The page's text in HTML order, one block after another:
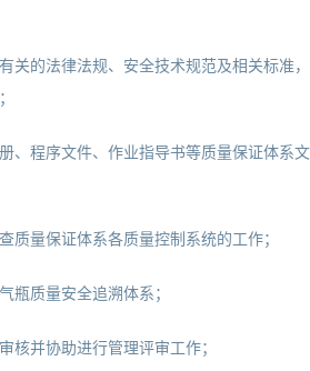
关的法律法规、安全技术规范及相关标准，
、程序文件、作业指导书等质量保证体系文
质量保证体系各质量控制系统的工作；
瓶质量安全追溯体系；
核并协助进行管理评审工作；